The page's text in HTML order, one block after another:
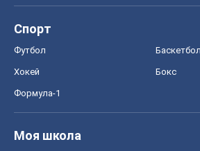
Спорт
Футбол Баскетбол
Хокей Бокс
Формула-1
Моя школа